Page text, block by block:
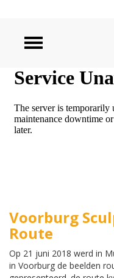
ZOEKEN
Voorburg
Route
Op 21 juni 2018 werd in
in Voorburg de beelden